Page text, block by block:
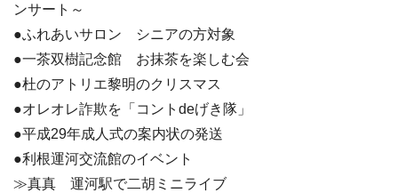
ンサート～
●ふれあいサロン シニアの方対象
●一茶双樹記念館 お抹茶を楽しむ会
●杜のアトリエ黎明のクリスマス
●オレオレ詐欺を「コントdeげき隊」
●平成29年成人式の案内状の発送
●利根運河交流館のイベント
≫真真 運河駅で二胡ミニライブ